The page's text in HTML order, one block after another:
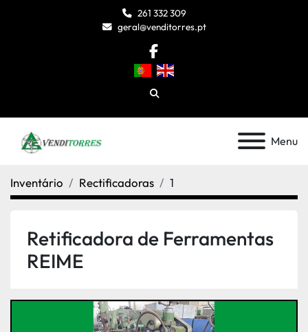
261 332 309
geral@venditorres.pt
facebook
Pesquisar
Menu
Inventário Rectificadoras 1
Retificadora de Ferramentas
REIME